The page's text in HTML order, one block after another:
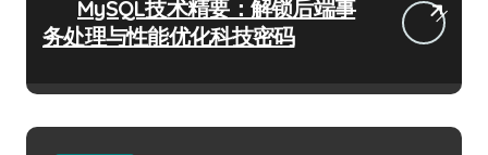
MySQL技术精要：解锁后端事
务处理与性能优化科技密码